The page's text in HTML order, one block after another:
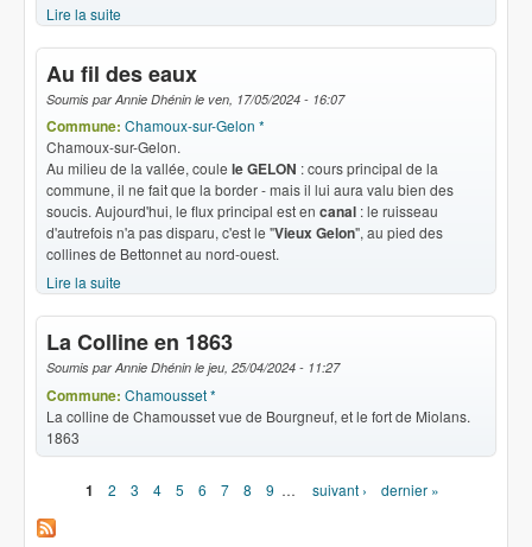
Lire la suite
Au fil des eaux
Soumis parAnnie Dhénin le ven, 17/05/2024 - 16:07
Commune: Chamoux-sur-Gelon *
Chamoux-sur-Gelon.
Au milieu de la vallée, coule le GELON : cours principal de la
commune, il ne fait que la border - mais il lui aura valu bien des
soucis. Aujourd'hui, le flux principal est en canal : le ruisseau
d'autrefois n'a pas disparu, c'est le "Vieux Gelon", au pied des
collines de Bettonnet au nord-ouest.
Lire la suite
La Colline en 1863
Soumis parAnnie Dhénin le jeu, 25/04/2024 - 11:27
Commune: Chamousset *
La colline de Chamousset vue de Bourgneuf, et le fort de Miolans.
1863
Pages
1 2 3 4 5 6 7 8 9 … suivant › dernier »